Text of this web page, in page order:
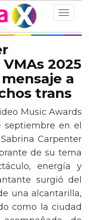
Toggle
2025
a
trans
Music Awards
en el
Carpenter
de su tema
energía y
surgió del
una alcantarilla,
como la ciudad